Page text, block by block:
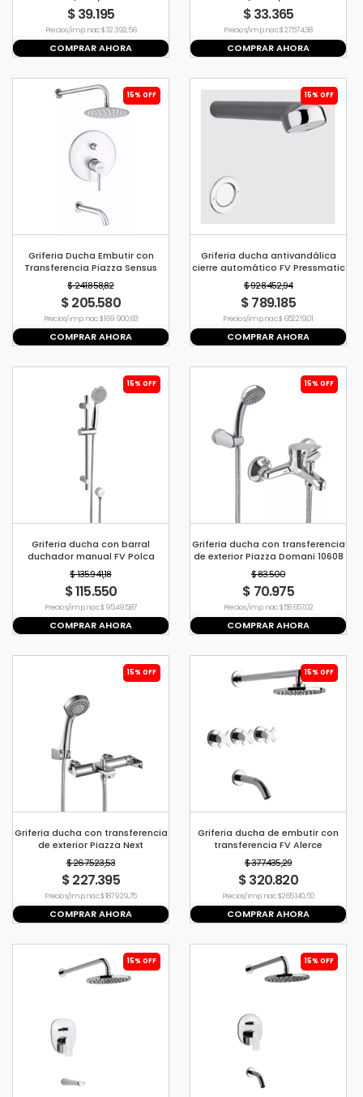
$ 39.195
Precio s/imp. nac. $ 32.392,56
COMPRAR AHORA
$ 33.365
Precio s/imp. nac. $ 27.574,38
COMPRAR AHORA
15% OFF
Griferia Ducha Embutir con
Transferencia Piazza Sensus
10806 Cromo
$ 241.858,82
$ 205.580
Precio s/imp. nac. $ 169.900,83
COMPRAR AHORA
15% OFF
Griferia ducha antivandálica
cierre automático FV Pressmatic
$ 928.452,94
$ 789.185
Precio s/imp. nac. $ 652.219,01
COMPRAR AHORA
15% OFF
Griferia ducha con barral
duchador manual FV Polca
0128.10
$ 135.941,18
$ 115.550
Precio s/imp. nac. $ 95.495,87
COMPRAR AHORA
15% OFF
Griferia ducha con transferencia
de exterior Piazza Domani 10608
$ 83.500
$ 70.975
Precio s/imp. nac. $ 58.657,02
COMPRAR AHORA
15% OFF
Griferia ducha con transferencia
de exterior Piazza Next
$ 267.523,53
$ 227.395
Precio s/imp. nac. $ 187.929,75
COMPRAR AHORA
15% OFF
Griferia ducha de embutir con
transferencia FV Alerce
$ 377.435,29
$ 320.820
Precio s/imp. nac. $ 265.140,50
COMPRAR AHORA
15% OFF 15% OFF